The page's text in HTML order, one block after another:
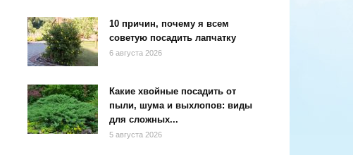
10 причин, почему я всем
советую посадить лапчатку
6 августа 2026
Какие хвойные посадить от
пыли, шума и выхлопов: виды
для сложных...
5 августа 2026